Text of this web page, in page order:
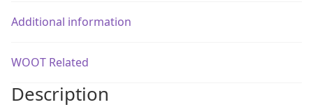
Additional information
WOOT Related
Description